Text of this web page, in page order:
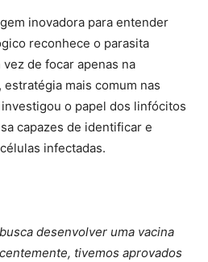
inovadora para entender
reconhece o parasita
de focar apenas na
mais comum nas
o papel dos linfócitos
capazes de identificar e
infectadas.
desenvolver uma vacina
tivemos aprovados